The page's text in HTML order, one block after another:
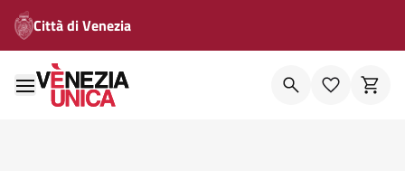
Città di Venezia